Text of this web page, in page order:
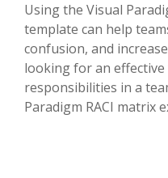
Using the Visual
template can help
confusion, and
looking for an effective
responsibilities in a
Paradigm RACI matrix